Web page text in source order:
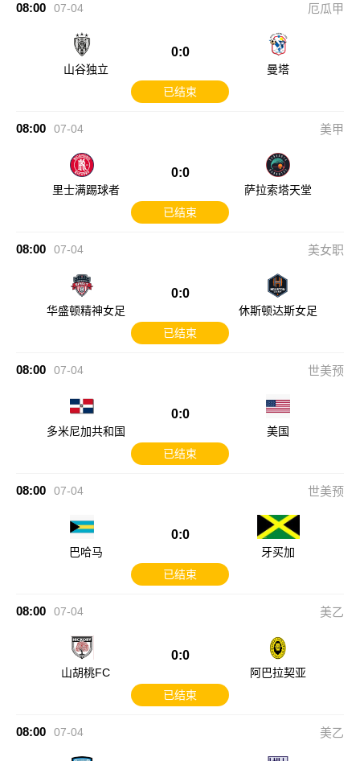
08:00 07-04 厄瓜甲
山谷独立
0:0
曼塔
已结束
08:00 07-04 美甲
里士满踢球者
0:0
萨拉索塔天堂
已结束
08:00 07-04 美女职
华盛顿精神女足
0:0
休斯顿达斯女足
已结束
08:00 07-04 世美预
多米尼加共和国
0:0
美国
已结束
08:00 07-04 世美预
巴哈马
0:0
牙买加
已结束
08:00 07-04 美乙
山胡桃FC
0:0
阿巴拉契亚
已结束
08:00 07-04 美乙